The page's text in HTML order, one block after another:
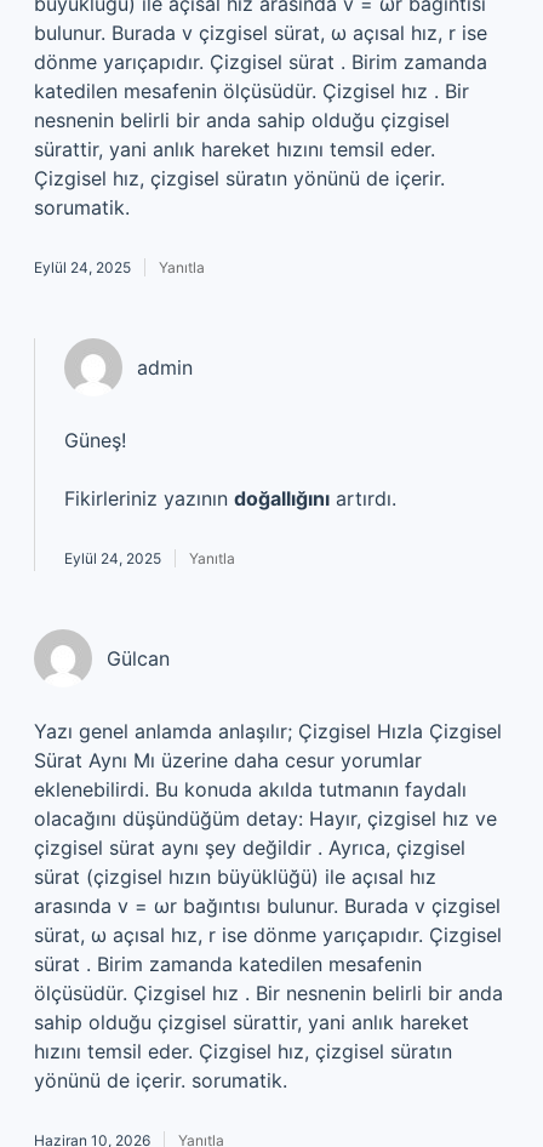
bulunur. Burada v çizgisel sürat, ω açısal hız, r ise
dönme yarıçapıdır. Çizgisel sürat . Birim zamanda
katedilen mesafenin ölçüsüdür. Çizgisel hız . Bir
nesnenin belirli bir anda sahip olduğu çizgisel
sürattir, yani anlık hareket hızını temsil eder.
Çizgisel hız, çizgisel süratın yönünü de içerir.
sorumatik.
Eylül 24, 2025 Yanıtla
admin
Güneş!
Fikirleriniz yazının doğallığını artırdı.
Eylül 24, 2025 Yanıtla
Gülcan
Yazı genel anlamda anlaşılır; Çizgisel Hızla Çizgisel
Sürat Aynı Mı üzerine daha cesur yorumlar
eklenebilirdi. Bu konuda akılda tutmanın faydalı
olacağını düşündüğüm detay: Hayır, çizgisel hız ve
çizgisel sürat aynı şey değildir . Ayrıca, çizgisel
sürat (çizgisel hızın büyüklüğü) ile açısal hız
arasında v = ωr bağıntısı bulunur. Burada v çizgisel
sürat, ω açısal hız, r ise dönme yarıçapıdır. Çizgisel
sürat . Birim zamanda katedilen mesafenin
ölçüsüdür. Çizgisel hız . Bir nesnenin belirli bir anda
sahip olduğu çizgisel sürattir, yani anlık hareket
hızını temsil eder. Çizgisel hız, çizgisel süratın
yönünü de içerir. sorumatik.
Haziran 10, 2026 Yanıtla